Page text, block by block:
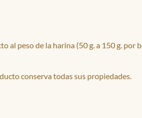
al peso de la harina (50 g. a 150 g.
conserva todas sus propiedades.